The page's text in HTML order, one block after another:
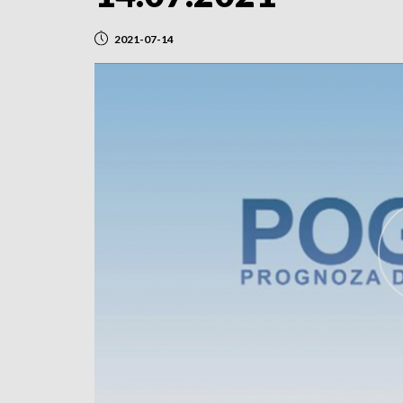
2021-07-14